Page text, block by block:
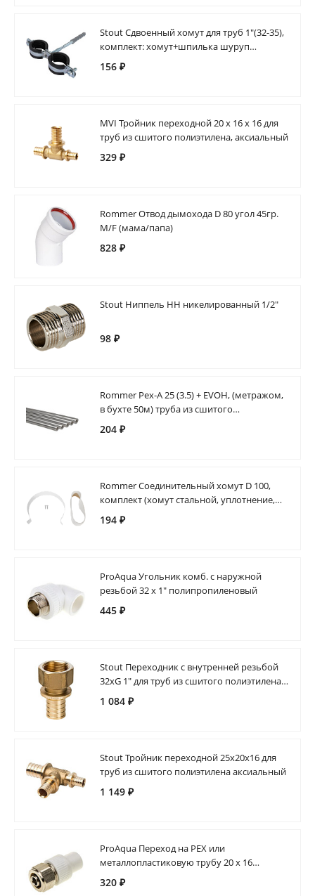
Stout Сдвоенный хомут для труб 1"(32-35),
комплект: хомут+шпилька шуруп
+дюбель пластиковый
156 ₽
MVI Тройник переходной 20 x 16 x 16 для
труб из сшитого полиэтилена, аксиальный
329 ₽
Rommer Отвод дымохода D 80 угол 45гр.
M/F (мама/папа)
828 ₽
Stout Ниппель HH никелированный 1/2"
98 ₽
Rommer Pex-A 25 (3.5) + EVOH, (метражом,
в бухте 50м) труба из сшитого
полиэтилена (цвет серый)
204 ₽
Rommer Соединительный хомут D 100,
комплект (хомут стальной, уплотнение,
саморезы 2 шт.)
194 ₽
ProAqua Угольник комб. с наружной
резьбой 32 х 1" полипропиленовый
445 ₽
Stout Переходник с внутренней резьбой
32xG 1" для труб из сшитого полиэтилена
аксиальный
1 084 ₽
Stout Тройник переходной 25x20x16 для
труб из сшитого полиэтилена аксиальный
1 149 ₽
ProAqua Переход на PEX или
металлопластиковую трубу 20 х 16
полипропиленовый
320 ₽